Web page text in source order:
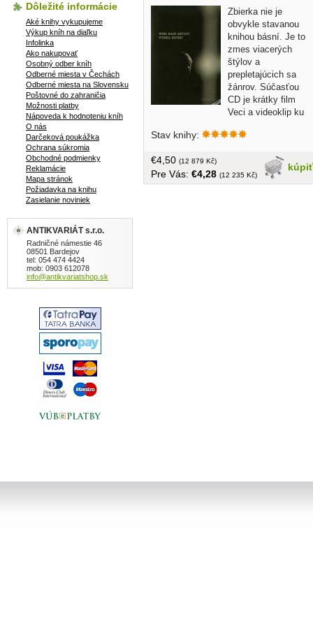
Zbierka nie je
obvykle stavanou
knihou básní. Je to
zmes viacerých
štýlov a
prepletajúcich sa
žánrov. Súčasťou
CD je krátky film
Veci a videoklip ku
Made Mutant: High Voltage Resistance
88 strán
Stav knihy:
kúpiť
€4,50 (12 879 Kč)
Pre Vás: €4,28 (12 235 Kč)
Dôležité informácie
Aké knihy vykupujeme
Výkup kníh na diaľku
Infolinka
Ako nakupovať
Osobný odber kníh
Odberné miesta v Čechách
Odberné miesta na Slovensku
Poštovné do zahraničia
Možnosti platby
Nápoveda k hodnoteniu kníh
O nás
Darčeková poukážka
Ochrana súkromia
Obchodné podmienky
Reklamácie
Mapa stránok
Požiadavka na knihu
Zasielanie noviniek
ANTIKVARIÁT s.r.o.
Radničné námestie 46
08501 Bardejov
tel: 054 474 4424
mob: 0903 612078
info@antikvariatshop.sk